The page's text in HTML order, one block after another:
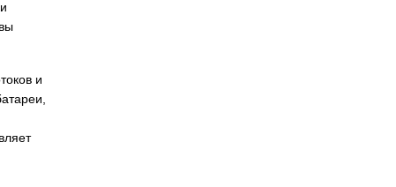
и